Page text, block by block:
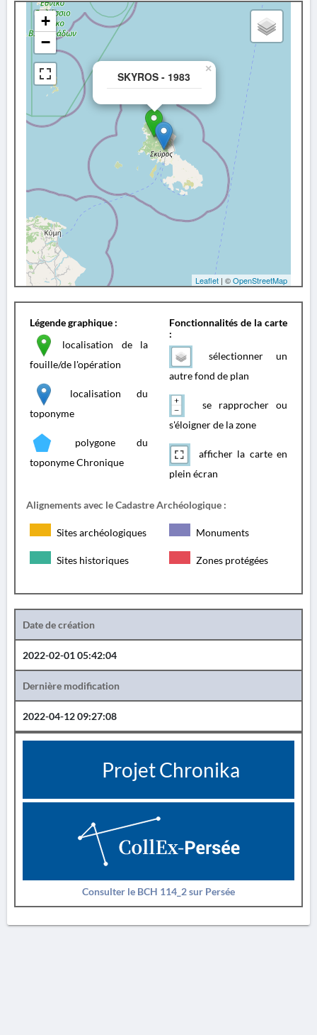
SKYROS - 1983
×
+
−
Leaflet | ©OpenStreetMap
Légende graphique :
localisation de la
fouille/de l'opération
localisation du
toponyme
polygone du
toponyme Chronique
Fonctionnalités de la carte
:
sélectionner un
autre fond de plan
se rapprocher ou
s'éloigner de la zone
afficher la carte en
plein écran
Alignements avec le Cadastre Archéologique :
Sites archéologiques Monuments
Sites historiques Zones protégées
Date de création
2022-02-01 05:42:04
Dernière modification
2022-04-12 09:27:08
Projet Chronika
Consulter le BCH 114_2 sur Persée